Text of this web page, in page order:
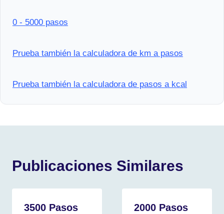
0 - 5000 pasos
Prueba también la calculadora de km a pasos
Prueba también la calculadora de pasos a kcal
Publicaciones Similares
3500 Pasos 2000 Pasos